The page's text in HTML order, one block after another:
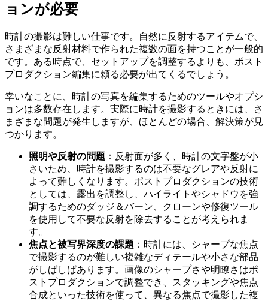
ョンが必要
時計の撮影は難しい仕事です。自然に反射するアイテムで、
さまざまな反射材料で作られた複数の面を持つことが一般的
です。ある時点で、セットアップを調整するよりも、ポスト
プロダクション編集に頼る必要が出てくるでしょう。
幸いなことに、時計の写真を編集するためのツールやオプシ
ョンは多数存在します。実際に時計を撮影するときには、さ
まざまな問題が発生しますが、ほとんどの場合、解決策が見
つかります。
照明や反射の問題 ：反射面が多く、時計の文字盤が小
さいため、時計を撮影するのは不要なグレアや反射に
よって難しくなります。ポストプロダクションの技術
としては、露出を調整し、ハイライトやシャドウを強
調するためのダッジ＆バーン、クローンや修復ツール
を使用して不要な反射を除去することが考えられま
す。
焦点と被写界深度の課題 ：時計には、シャープな焦点
で撮影するのが難しい複雑なディテールや小さな部品
がしばしばあります。画像のシャープさや明瞭さはポ
ストプロダクションで調整でき、スタッキングや焦点
合成といった技術を使って、異なる焦点で撮影した複